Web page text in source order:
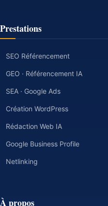
Prestations
SEO Référencement
GEO · Référencement IA
SEA · Google Ads
Création WordPress
Rédaction Web IA
Google Business Profile
Netlinking
À propos